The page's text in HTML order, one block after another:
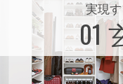
実現す
01